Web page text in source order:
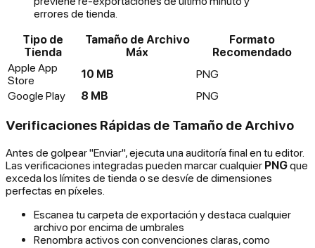
errores de tienda.
Tipo de
Tienda
Tamaño de Archivo
Máx
Formato
Recomendado
Apple App
Store
10 MB
PNG
Google Play
8 MB PNG
Verificaciones Rápidas de Tamaño de Archivo
Antes de golpear "Enviar", ejecuta una auditoría final en tu editor.
Las verificaciones integradas pueden marcar cualquier PNGque
exceda los límites de tienda o se desvíe de dimensiones
perfectas en píxeles.
Escanea tu carpeta de exportación y destaca cualquier
archivo por encima de umbrales
Renombra activos con convenciones claras, como